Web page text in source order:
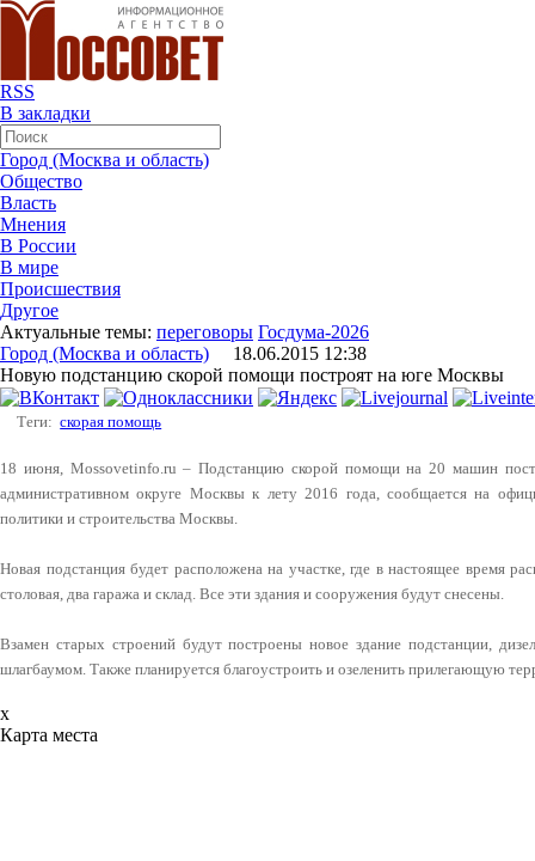
RSS
В закладки
Город (Москва и область)
Общество
Власть
Мнения
В России
В мире
Происшествия
Другое
Актуальные темы: переговоры Госдума-2026
Город (Москва и область) 18.06.2015 12:38
Новую подстанцию скорой помощи построят на юге Москвы
Теги: скорая помощь
18 июня, Mossovetinfo.ru – Подстанцию скорой помощи на 20 машин
административном округе Москвы к лету 2016 года, сообщается на
политики и строительства Москвы.
Новая подстанция будет расположена на участке, где в настоящее время
столовая, два гаража и склад. Все эти здания и сооружения будут снесены.
Взамен старых строений будут построены новое здание подстанции,
шлагбаумом. Также планируется благоустроить и озеленить прилегающую
x
Карта места